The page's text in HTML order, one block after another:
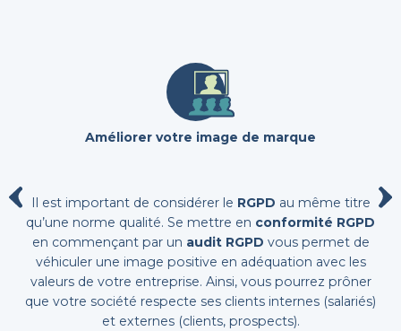
Améliorer votre image de marque
Il est important de considérer le RGPD au même titre
qu’une norme qualité. Se mettre en conformité RGPD
en commençant par un audit RGPD vous permet de
véhiculer une image positive en adéquation avec les
valeurs de votre entreprise. Ainsi, vous pourrez prôner
que votre société respecte ses clients internes (salariés)
et externes (clients, prospects).